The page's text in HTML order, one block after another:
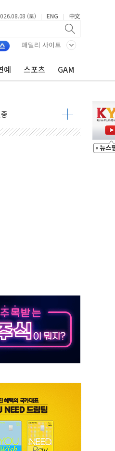
(토) | ENG | 中文
패밀리 사이트
예 스포츠 GAM
개 과제 손본다
목소리 내야"
발견
전 고조
국정"
조
될 듯
"